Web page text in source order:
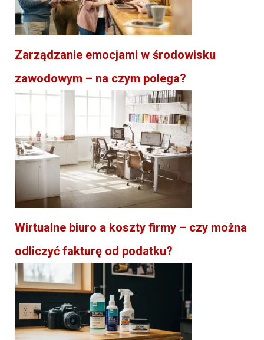
Zarządzanie emocjami w środowisku
zawodowym – na czym polega?
Wirtualne biuro a koszty firmy – czy można
odliczyć fakturę od podatku?